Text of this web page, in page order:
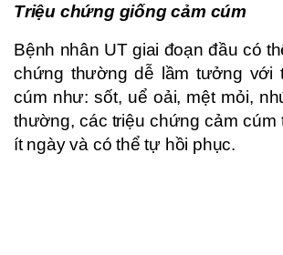
Triệu chứng giống cảm cúm
Bệnh nhân UT giai đoạn đầu có
chứng thường dễ lầm tưởng với
cúm như: sốt, uể oải, mệt mỏi,
thường, các triệu chứng cảm cúm
ít ngày và có thể tự hồi phục.